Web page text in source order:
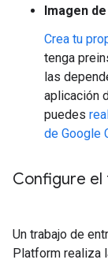
Imagen
Crea tu
tenga
las
aplicación
puedes
de Google
Configure
Un trabajo de
Platform realiza